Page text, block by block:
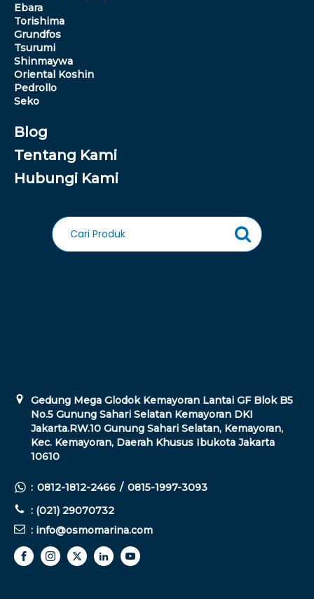
Ebara
Torishima
Grundfos
Tsurumi
Shinmaywa
Oriental Koshin
Pedrollo
Seko
Blog
Tentang Kami
Hubungi Kami
Gedung Mega Glodok Kemayoran Lantai GF Blok B5
No.5 Gunung Sahari Selatan Kemayoran DKI
Jakarta.RW.10 Gunung Sahari Selatan, Kemayoran,
Kec. Kemayoran, Daerah Khusus Ibukota Jakarta
10610
: 0812-1812-2466 / 0815-1997-3093
: (021) 29070732
: info@osmomarina.com